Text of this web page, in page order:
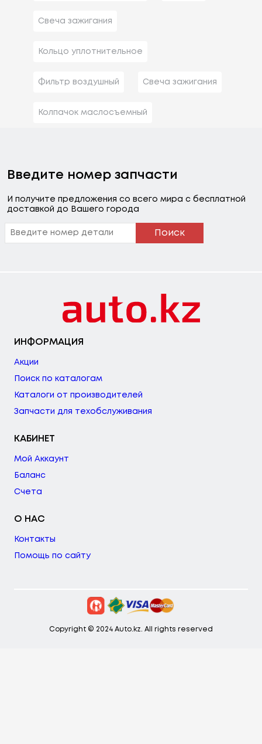
Свеча зажигания
Кольцо уплотнительное
Фильтр воздушный Свеча зажигания
Колпачок маслосъемный
Введите номер запчасти
И получите предложения со всего мира с бесплатной
доставкой до Вашего города
Поиск
ИНФОРМАЦИЯ
Акции
Поиск по каталогам
Каталоги от производителей
Запчасти для техобслуживания
КАБИНЕТ
Мой Аккаунт
Баланс
Счета
О НАС
Контакты
Помощь по сайту
Copyright © 2024 Auto.kz. All rights reserved